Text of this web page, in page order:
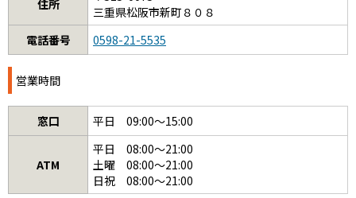
住所
三重県松阪市新町８０８
電話番号
0598-21-5535
営業時間
窓口 平日 09:00～15:00
ATM
平日 08:00～21:00
土曜 08:00～21:00
日祝 08:00～21:00